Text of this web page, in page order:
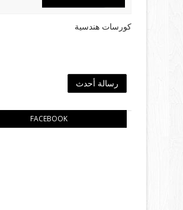
كورسات هندسية
رسالة أحدث
FACEBOOK